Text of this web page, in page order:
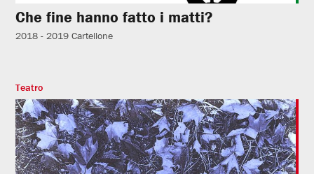
Che fine hanno fatto i matti?
2018 - 2019 Cartellone
Teatro